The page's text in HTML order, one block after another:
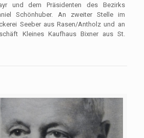
und dem Präsidenten des Bezirks
Schönhuber. An zweiter Stelle im
Seeber aus Rasen/Antholz und an
Kleines Kaufhaus Bixner aus St.